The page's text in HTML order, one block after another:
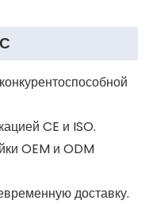
CE и ISO.
OEM и ODM
доставку.